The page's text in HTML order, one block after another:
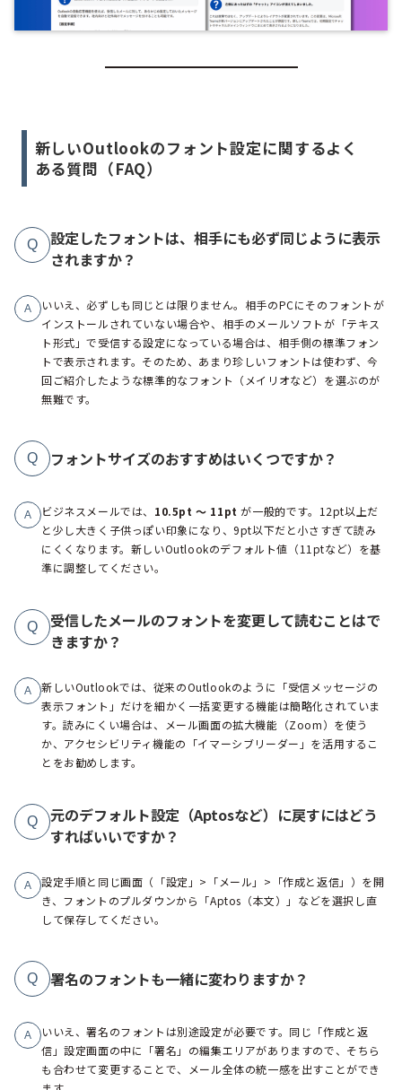
新しいOutlookのフォント設定に関するよく
ある質問（FAQ）
Q
設定したフォントは、相手にも必ず同じように表示
されますか？
A
いいえ、必ずしも同じとは限りません。相手のPCにそのフォントが
インストールされていない場合や、相手のメールソフトが「テキス
ト形式」で受信する設定になっている場合は、相手側の標準フォン
トで表示されます。そのため、あまり珍しいフォントは使わず、今
回ご紹介したような標準的なフォント（メイリオなど）を選ぶのが
無難です。
Q フォントサイズのおすすめはいくつですか？
A ビジネスメールでは、 10.5pt ～ 11pt が一般的です。12pt以上だ
と少し大きく子供っぽい印象になり、9pt以下だと小さすぎて読み
にくくなります。新しいOutlookのデフォルト値（11ptなど）を基
準に調整してください。
Q
受信したメールのフォントを変更して読むことはで
きますか？
A
新しいOutlookでは、従来のOutlookのように「受信メッセージの
表示フォント」だけを細かく一括変更する機能は簡略化されていま
す。読みにくい場合は、メール画面の拡大機能（Zoom）を使う
か、アクセシビリティ機能の「イマーシブリーダー」を活用するこ
とをお勧めします。
Q
元のデフォルト設定（Aptosなど）に戻すにはどう
すればいいですか？
A
設定手順と同じ画面（「設定」>「メール」>「作成と返信」）を開
き、フォントのプルダウンから「Aptos（本文）」などを選択し直
して保存してください。
Q 署名のフォントも一緒に変わりますか？
A
いいえ、署名のフォントは別途設定が必要です。同じ「作成と返
信」設定画面の中に「署名」の編集エリアがありますので、そちら
も合わせて変更することで、メール全体の統一感を出すことができ